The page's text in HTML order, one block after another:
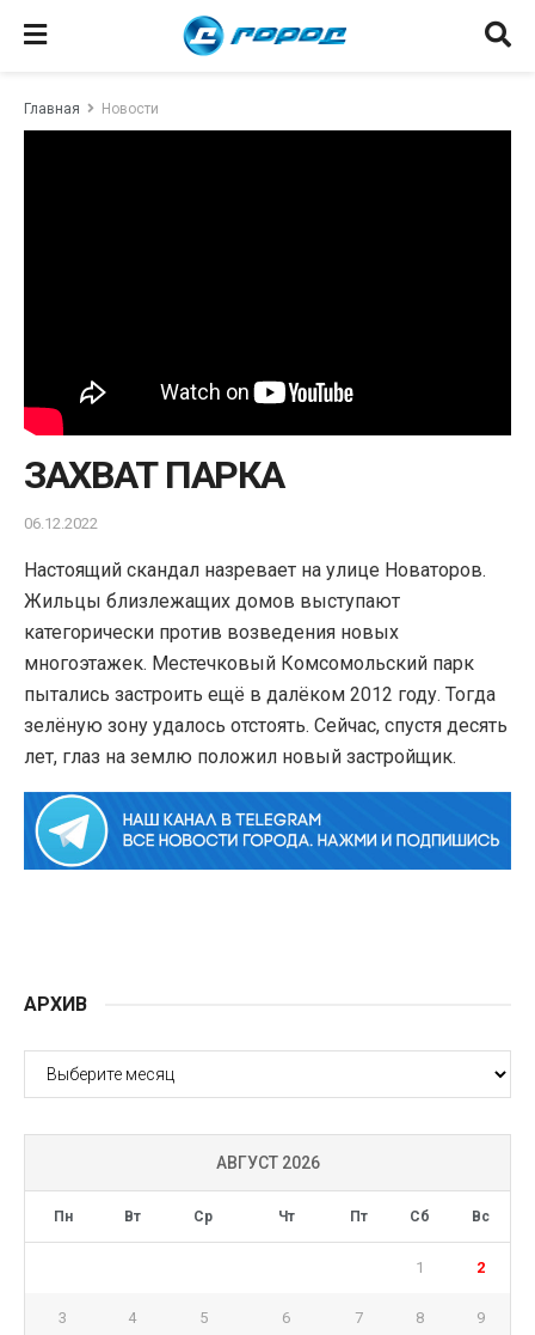
Главная Новости
ЗАХВАТ ПАРКА
06.12.2022
Настоящий скандал назревает на улице Новаторов.
Жильцы близлежащих домов выступают
категорически против возведения новых
многоэтажек. Местечковый Комсомольский парк
пытались застроить ещё в далёком 2012 году. Тогда
зелёную зону удалось отстоять. Сейчас, спустя десять
лет, глаз на землю положил новый застройщик.
АРХИВ
АРХИВ
АВГУСТ 2026
Пн Вт Ср Чт Пт Сб Вс
1 2
3 4 5 6 7 8 9